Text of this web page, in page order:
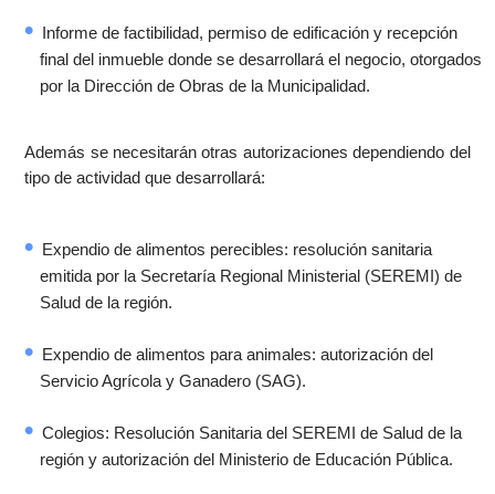
Informe de factibilidad, permiso de edificación y recepción
final del inmueble donde se desarrollará el negocio, otorgados
por la Dirección de Obras de la Municipalidad.
Además se necesitarán otras autorizaciones dependiendo del
tipo de actividad que desarrollará:
Expendio de alimentos perecibles: resolución sanitaria
emitida por la Secretaría Regional Ministerial (SEREMI) de
Salud de la región.
Expendio de alimentos para animales: autorización del
Servicio Agrícola y Ganadero (SAG).
Colegios: Resolución Sanitaria del SEREMI de Salud de la
región y autorización del Ministerio de Educación Pública.